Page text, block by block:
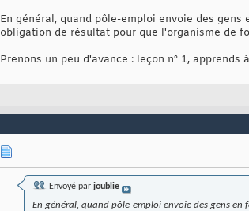
En général, quand pôle-emploi envoie des
obligation de résultat pour que l'organisme de
Prenons un peu d'avance : leçon n° 1, apprends
Envoyé par joublie
En général, quand pôle-emploi envoie des gens